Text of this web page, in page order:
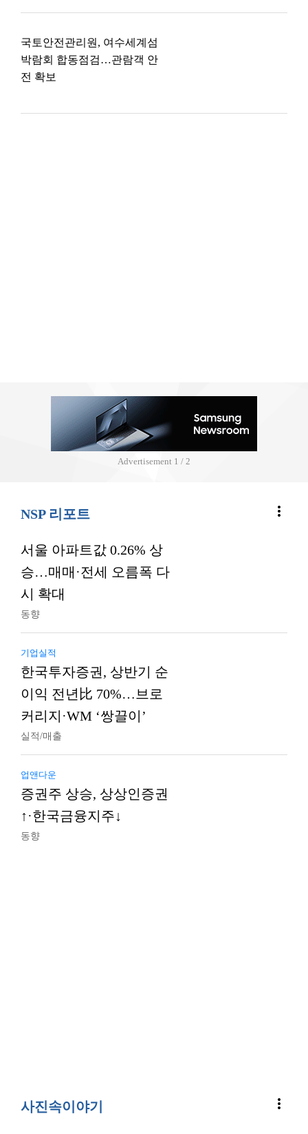
국토안전관리원, 여수세계섬
박람회 합동점검…관람객 안
전 확보
Advertisement 2 / 2
NSP 리포트 more_vert
서울 아파트값 0.26% 상
승…매매·전세 오름폭 다
시 확대
동향
기업실적
한국투자증권, 상반기 순
이익 전년比 70%…브로
커리지·WM ‘쌍끌이’
실적/매출
업앤다운
증권주 상승, 상상인증권
↑·한국금융지주↓
동향
사진속이야기 more_vert